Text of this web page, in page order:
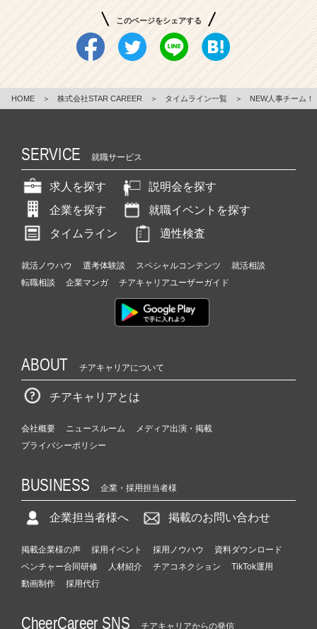
このページをシェアする
HOME ＞ 株式会社STAR CAREER ＞ タイムライン一覧 ＞ NEW人事チーム！
SERVICE 就職サービス
求人を探す
説明会を探す
企業を探す
就職イベントを探す
タイムライン
適性検査
就活ノウハウ 選考体験談 スペシャルコンテンツ
就活相談
転職相談
企業マンガ チアキャリアユーザーガイド
ABOUT チアキャリアについて
チアキャリアとは
会社概要 ニュースルーム
メディア出演・掲載
プライバシーポリシー
BUSINESS 企業・採用担当者様
企業担当者様へ 掲載のお問い合わせ
掲載企業様の声 採用イベント 採用ノウハウ
資料ダウンロード
ベンチャー合同研修
人材紹介 チアコネクション
TikTok運用
動画制作
採用代行
CheerCareer SNS チアキャリアからの発信